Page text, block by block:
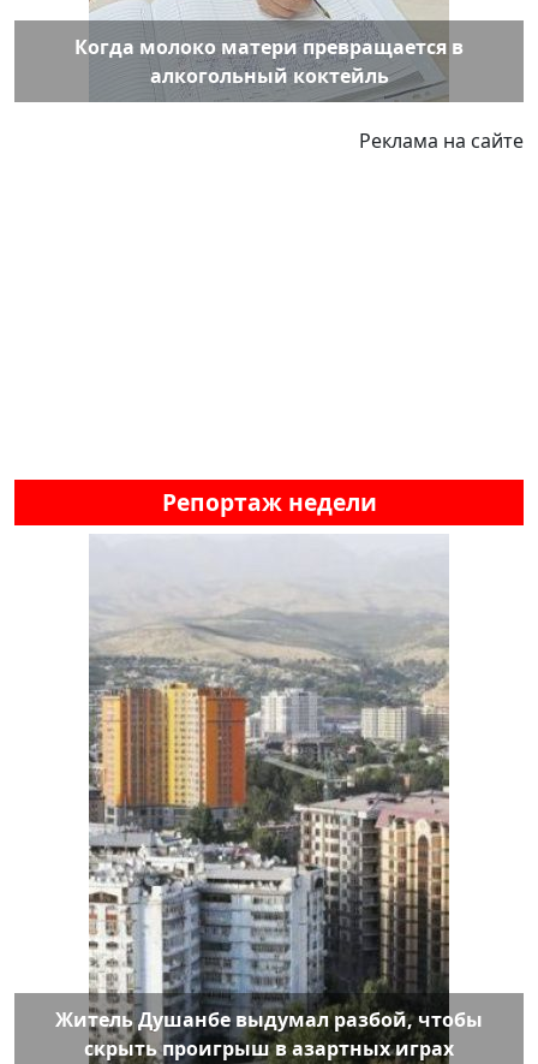
Когда молоко матери превращается в
алкогольный коктейль
Реклама на сайте
Репортаж недели
Житель Душанбе выдумал разбой, чтобы
скрыть проигрыш в азартных играх